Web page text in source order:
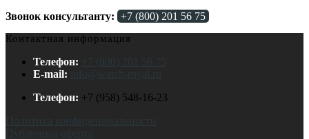
Звонок консультанту: +7 (800) 201 56 75
Контактная информация
Телефон:
+7 (800) 201 56 75
E-mail:
Телефон: +7 (958) 548-16-23